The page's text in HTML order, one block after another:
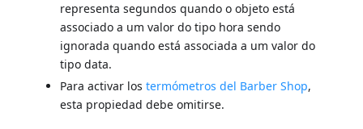
representa segundos quando o objeto está
associado a um valor do tipo hora sendo
ignorada quando está associada a um valor do
tipo data.
Para activar lostermómetros del Barber Shop,
esta propiedad debe omitirse.